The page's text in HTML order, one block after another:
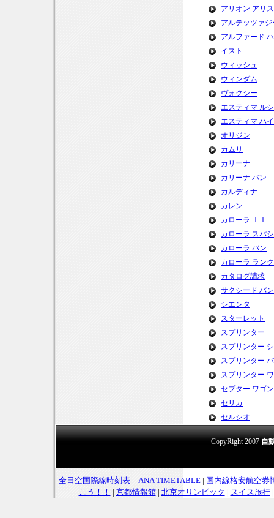
アリオン アリ
アルテッツァジ
アルファード
イスト
ウィッシュ
ウィンダム
ヴォクシー
エスティマ ル
エスティマ ハ
オリジン
カムリ
カリーナ
カリーナ バン
カルディナ
カレン
カローラ ＩＩ
カローラ スパ
カローラ バン
カローラ ラン
カタログ請求
サクシード バン
シエンタ
スターレット
スプリンター
スプリンター
スプリンター
スプリンター
セプター ワゴン
セリカ
セルシオ
CopyRight 2007 自
全日空国際線時刻表 ANA TIMETABLE | 国内線格安航空券
こう！！ | 京都情報館| 北京オリンピック | スイス旅行